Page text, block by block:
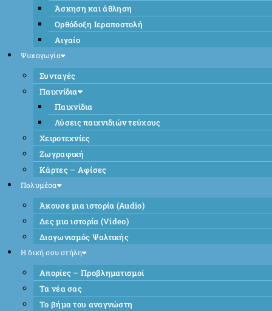
Άσκηση και άθληση
Ορθόδοξη Ιεραποστολή
Αιγαίο
Ψυχαγωγία
Συνταγές
Παιχνίδια
Παιχνίδια
Λύσεις παιχνιδιών τεύχους
Χειροτεχνίες
Ζωγραφική
Κάρτες – Αφίσες
Πολυμέσα
Άκουσε μια ιστορία (Audio)
Δες μια ιστορία (Video)
Διαγωνισμός Ψαλτικής
Η δική σου στήλη
Απορίες – Προβληματισμοί
Τα νέα σας
Το βήμα του αναγνώστη